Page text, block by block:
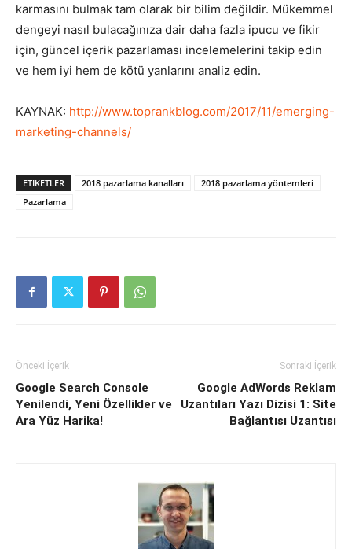
karmasını bulmak tam olarak bir bilim değildir. Mükemmel
dengeyi nasıl bulacağınıza dair daha fazla ipucu ve fikir
için, güncel içerik pazarlaması incelemelerini takip edin
ve hem iyi hem de kötü yanlarını analiz edin.
KAYNAK: http://www.toprankblog.com/2017/11/emerging-
marketing-channels/
ETIKETLER 2018 pazarlama kanalları
2018 pazarlama yöntemleri
Pazarlama
Önceki İçerik
Google Search Console
Yenilendi, Yeni Özellikler ve
Ara Yüz Harika!
Sonraki İçerik
Google AdWords Reklam
Uzantıları Yazı Dizisi 1: Site
Bağlantısı Uzantısı